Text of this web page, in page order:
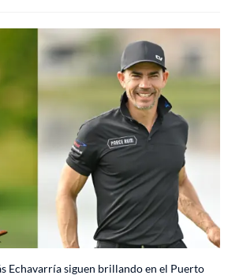
Echavarría siguen brillando en el Puerto